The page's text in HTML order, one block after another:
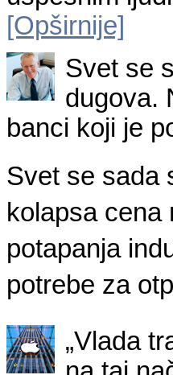
[Opširnije]
Svet se
dugova.
banci koji je
Svet se sada
kolapsa
potapanja
potrebe za
„Vlada